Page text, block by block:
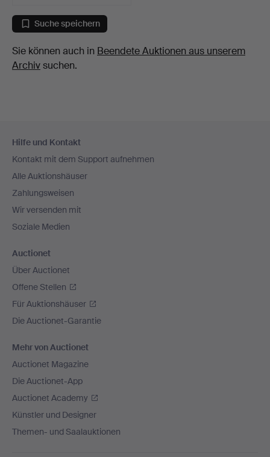
Suche speichern
Sie können auch in Beendete Auktionen aus unserem
Archivsuchen.
Navigation
Hilfe und Kontakt
Kontakt mit dem Support aufnehmen
Alle Auktionshäuser
Zahlungsweisen
Wir versenden mit
Soziale Medien
Auctionet
Über Auctionet
Offene Stellen
Für Auktionshäuser
Die Auctionet-Garantie
Mehr von Auctionet
Auctionet Magazine
Die Auctionet-App
Auctionet Academy
Künstler und Designer
Themen- und Saalauktionen